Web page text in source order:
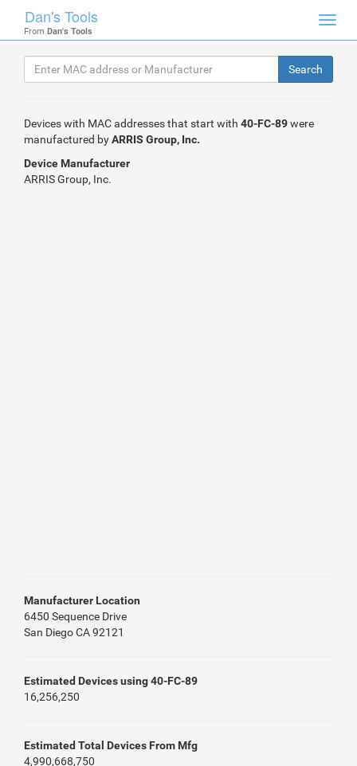
Dan's Tools
From Dan's Tools
Devices with MAC addresses that start with 40-FC-89were
manufactured byARRIS Group, Inc.
Device Manufacturer
ARRIS Group, Inc.
Manufacturer Location
6450 Sequence Drive
San Diego CA 92121
Estimated Devices using 40-FC-89
16,256,250
Estimated Total Devices From Mfg
4,990,668,750